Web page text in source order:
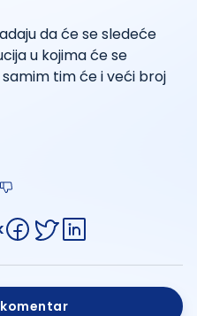
da će se sledeće
u kojima će se
tim će i veći broj